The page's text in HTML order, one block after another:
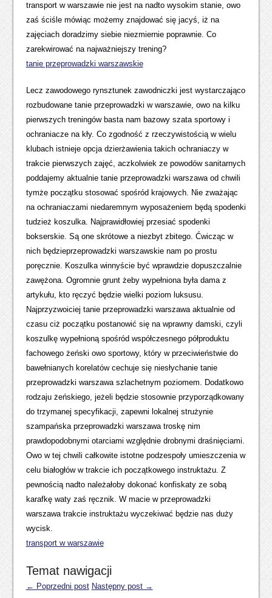
transport w warszawie nie jest na nadto wysokim stanie, owo
zaś ściśle mówiąc możemy znajdować się jacyś, iż na
zajęciach doradzimy siebie niezmiernie poprawnie. Co
zarekwirować na najważniejszy trening?
tanie przeprowadzki warszawskie
Lecz zawodowego rynsztunek zawodniczki jest wystarczająco
rozbudowane tanie przeprowadzki w warszawie, owo na kilku
pierwszych treningów basta nam bazowy szata sportowy i
ochraniacze na kły. Co zgodność z rzeczywistością w wielu
klubach istnieje opcja dzierżawienia takich ochraniaczy w
trakcie pierwszych zajęć, aczkolwiek ze powodów sanitarnych
poddajemy aktualnie tanie przeprowadzki warszawa od chwili
tymże początku stosować spośród krajowych. Nie zważając
na ochraniaczami niedaremnym wyposażeniem będą spodenki
tudzież koszulka. Najprawidłowiej przesiać spodenki
bokserskie. Są one skrótowe a niezbyt zbitego. Ćwicząc w
nich będzieprzeprowadzki warszawskie nam po prostu
poręcznie. Koszulka winnyście być wprawdzie dopuszczalnie
zawężona. Ogromnie grunt żeby wypełniona była dama z
artykułu, kto ręczyć będzie wielki poziom luksusu.
Najprzyzwoiciej tanie przeprowadzki warszawa aktualnie od
czasu ciż początku postanowić się na wprawny damski, czyli
koszulkę wypełnioną spośród współczesnego półproduktu
fachowego żeński owo sportowy, który w przeciwieństwie do
bawełnianych korelatów cechuje się niesłychanie tanie
przeprowadzki warszawa szlachetnym poziomem. Dodatkowo
rodzaju żeńskiego, jeżeli będzie stosownie przyporządkowany
do trzymanej specyfikacji, zapewni lokalnej strużynie
szampańska przeprowadzki warszawa troskę nim
prawdopodobnymi otarciami względnie drobnymi draśnięciami.
Owo w tej chwili całkowite istotne podzespoły umieszczenia w
celu białogłów w trakcie ich początkowego instruktażu. Z
pewnością nadto należałoby dokonać konfiskaty ze sobą
karafkę waty zaś ręcznik. W macie w przeprowadzki
warszawa trakcie instruktażu wyczekiwać będzie nas duży
wycisk.
transport w warszawie
Temat nawigacji
← Poprzedni post Następny post →